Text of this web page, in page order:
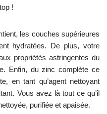
!
les couches supérieures
hydratées. De plus, votre
propriétés astringentes du
Enfin, du zinc complète ce
en tant qu’agent nettoyant
Vous avez là tout ce qu’il
purifiée et apaisée.